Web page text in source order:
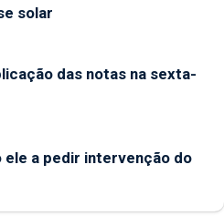
solar
das notas na sexta-
ele a pedir intervenção do